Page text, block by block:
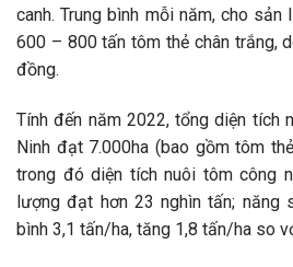
canh. Trung bình mỗi năm, cho
600 – 800 tấn tôm thẻ chân trắng,
đồng.
Tính đến năm 2022, tổng diện tích
Ninh đạt 7.000ha (bao gồm tôm
trong đó diện tích nuôi tôm công
lượng đạt hơn 23 nghìn tấn; năng
bình 3,1 tấn/ha, tăng 1,8 tấn/ha so